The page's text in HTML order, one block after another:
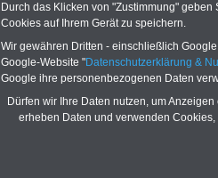
zurück zur
Durch das Klicken von "Zustimmung"
Cookies auf Ihrem Gerät zu speichern.
Wir gewähren Dritten - einschließlich
Google-Website "Datenschutzerklärung &
Google ihre personenbezogenen Daten
Dürfen wir Ihre Daten nutzen, um
erheben Daten und verwenden